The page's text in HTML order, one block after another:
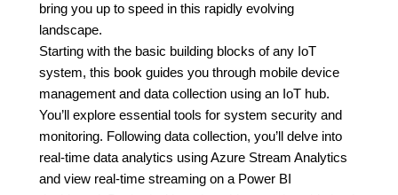
bring you up to speed in this rapidly evolving
landscape.
Starting with the basic building blocks of any IoT
system, this book guides you through mobile device
management and data collection using an IoT hub.
You’ll explore essential tools for system security and
monitoring. Following data collection, you’ll delve into
real-time data analytics using Azure Stream Analytics
and view real-time streaming on a Power BI